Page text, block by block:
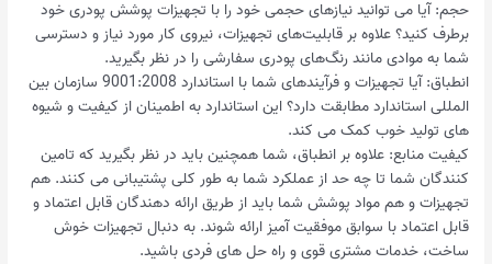
حجم: آیا می توانید نیازهای حجمی خود را با تجهیزات پوشش پودری خود
برطرف کنید؟ علاوه بر قابلیت‌های تجهیزات، نیروی کار مورد نیاز و دسترسی
شما به موادی مانند رنگ‌های پودری سفارشی را در نظر بگیرید.
انطباق: آیا تجهیزات و فرآیندهای شما با استاندارد 9001:2008 سازمان بین
المللی استاندارد مطابقت دارد؟ این استاندارد به اطمینان از کیفیت و شیوه
های تولید خوب کمک می کند.
کیفیت منابع: علاوه بر انطباق، شما همچنین باید در نظر بگیرید که تامین
کنندگان شما تا چه حد از عملکرد شما به طور کلی پشتیبانی می کنند. هم
تجهیزات و هم مواد پوشش شما باید از طریق ارائه دهندگان قابل اعتماد و
قابل اعتماد با سوابق موفقیت آمیز ارائه شوند. به دنبال تجهیزات خوش
ساخت، خدمات مشتری قوی و راه حل های فردی باشید.